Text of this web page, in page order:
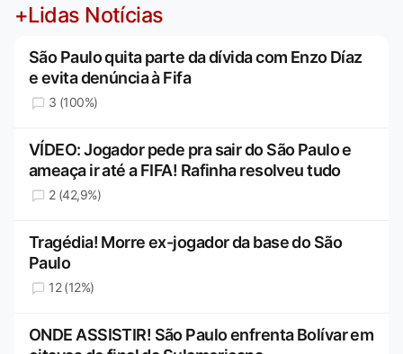
+Lidas Notícias
São Paulo quita parte da dívida com Enzo Díaz
e evita denúncia à Fifa
3 (100%)
VÍDEO: Jogador pede pra sair do São Paulo e
ameaça ir até a FIFA! Rafinha resolveu tudo
2 (42,9%)
Tragédia! Morre ex-jogador da base do São
Paulo
12 (12%)
ONDE ASSISTIR! São Paulo enfrenta Bolívar em